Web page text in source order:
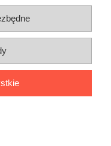
,siatkę do palet
opakowania foliowe.